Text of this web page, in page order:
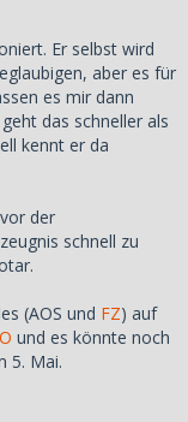
Er selbst wird
aber es für
es mir dann
das schneller als
kennt er da
der
schnell zu
(AOS und FZ) auf
und es könnte noch
5. Mai.